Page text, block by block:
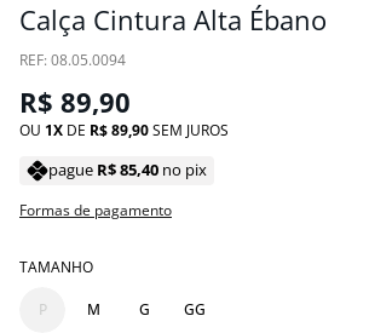
Calça Cintura Alta Ébano
: 08.05.0094
R$ 89,90
OU 1 DE R$89,90SEM JUROS
pague R$85,40 no pix
Formas de pagamento
TAMANHO
P M G GG